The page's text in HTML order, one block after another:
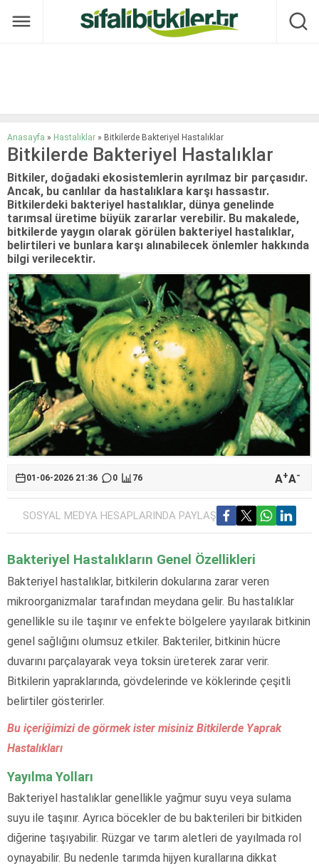
Anasayfa » Hastalıklar » Bitkilerde Bakteriyel Hastalıklar
Bitkilerde Bakteriyel Hastalıklar
Bitkiler, doğadaki ekosistemlerin ayrılmaz bir parçasıdır.
Ancak, bu canlılar da hastalıklara karşı hassastır.
Bitkilerdeki bakteriyel hastalıklar, dünya genelinde
tarımsal üretime büyük zararlar verebilir. Bu makalede,
bitkilerde yaygın olarak görülen bakteriyel hastalıklar,
belirtileri ve bunlara karşı alınabilecek önlemler hakkında
bilgi verilecektir.
01-06-2026 21:36 0 76 A+A-
SOSYAL MEDYA HESAPLARINDA PAYLAŞ
Bakteriyel Hastalıkların Genel Özellikleri
Bakteriyel hastalıklar, bitkilerin dokularına zarar veren
mikroorganizmalar tarafından meydana gelir. Bu hastalıklar
genellikle su ile taşınır ve enfekte bölgelere yayılarak bitkinin
genel sağlığını olumsuz etkiler. Bakteriler, bitkinin hücre
duvarını parçalayarak veya toksin üreterek zarar verir.
Bitkilerin yapraklarında, gövdelerinde ve köklerinde çeşitli
belirtiler gösterirler.
Bu içeriğimizi de görmek ister misiniz Bitkilerde Yaprak
Hastalıkları
Yayılma Yolları
Bakteriyel hastalıklar genellikle yağmur suyu veya sulama
suyu ile taşınır. Ayrıca böcekler de bu bakterileri bir bitkiden
diğerine taşıyabilir. Rüzgar ve tarım aletleri de yayılmada rol
oynayabilir. Bu nedenle tarımda hijyen kurallarına dikkat